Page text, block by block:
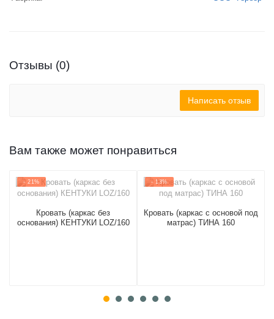
Отзывы (0)
Написать отзыв
Вам также может понравиться
- 21%
Кровать (каркас без
основания) КЕНТУКИ LOZ/160
- 13%
Кровать (каркас c основой под
матраc) ТИНА 160